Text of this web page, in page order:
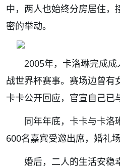
中，两人也始终分房居住，
密的举动。
2005年，卡洛琳完成
战世界杯赛事。赛场边曾有
卡卡公开回应，官宣自己已
同年年底，卡卡与卡洛
600名嘉宾受邀出席，婚礼
婚后，二人的生活安稳